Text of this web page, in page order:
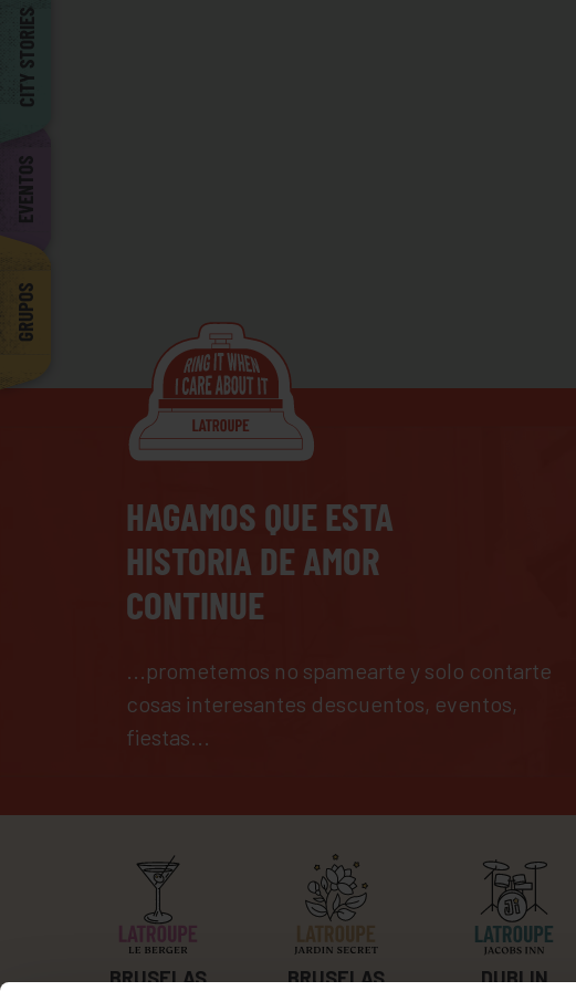
CITY STORIES
EVENTOS
GRUPOS
HAGAMOS QUE ESTA
HISTORIA DE AMOR
CONTINUE
...prometemos no spamearte y solo contarte
cosas interesantes descuentos, eventos,
fiestas...
BRUSELAS BRUSELAS DUBLIN